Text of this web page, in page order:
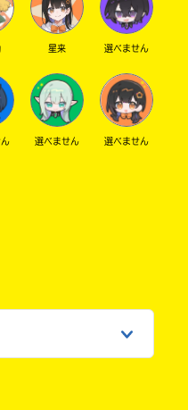
星来 選べません
選べません 選べません